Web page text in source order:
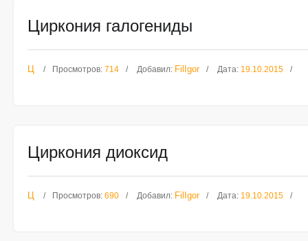
Циркония галогениды
Ц Просмотров: 714 Добавил: FilIgor Дата: 19.10.2015
Циркония диоксид
Ц Просмотров: 690 Добавил: FilIgor Дата: 19.10.2015